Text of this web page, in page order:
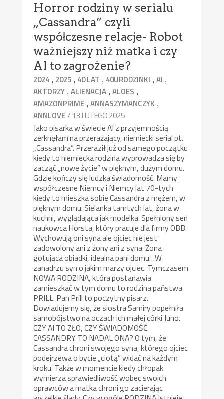
Horror rodziny w serialu
„Cassandra” czyli
współczesne relacje- Robot
ważniejszy niż matka i czy
AI to zagrożenie?
2024 , 2025 , 40 LAT , 40URODZINKI ,AI ,
AKTORZY ,ALIENACJA ,ALOES ,
AMAZONPRIME ,ANNASZYMANCZYK ,
ANNLOVE/ 13 LUTEGO 2025
Jako pisarka w świecie AI z przyjemnością
zerknęłam na przerażający, niemiecki serial pt.
„Cassandra”. Przeraził już od samego początku
kiedy to niemiecka rodzina wyprowadza się by
zacząć „nowe życie” w pięknym, dużym domu.
Gdzie kończy się ludzka świadomość. Mamy
współczesne Niemcy i Niemcy lat 70-tych
kiedy to mieszka sobie Cassandra z mężem, w
pięknym domu. Sielanka tamtych lat, żona w
kuchni, wyglądająca jak modelka. Spełniony sen
naukowca Horsta, który pracuje dla firmy OBB.
Wychowują oni syna ale ojciec nie jest
zadowolony ani z żony ani z syna. Żona
gotująca obiadki, idealna pani domu…W
zanadrzu syn o jakim marzy ojciec. Tymczasem
NOWA RODZINA, która postanawia
zamieszkać w tym domu to rodzina państwa
PRILL. Pan Prill to poczytny pisarz.
Dowiadujemy się, że siostra Samiry popełniła
samobójstwo na oczach ich małej córki Juno.
CZY AI TO ZŁO, CZY ŚWIADOMOŚĆ
CASSANDRY TO NADAL ONA? O tym, że
Cassandra chroni swojego syna, którego ojciec
podejrzewa o bycie „ciotą” widać na każdym
kroku. Także w momencie kiedy chłopak
wymierza sprawiedliwość wobec swoich
oprawców a matka chroni go zacierając